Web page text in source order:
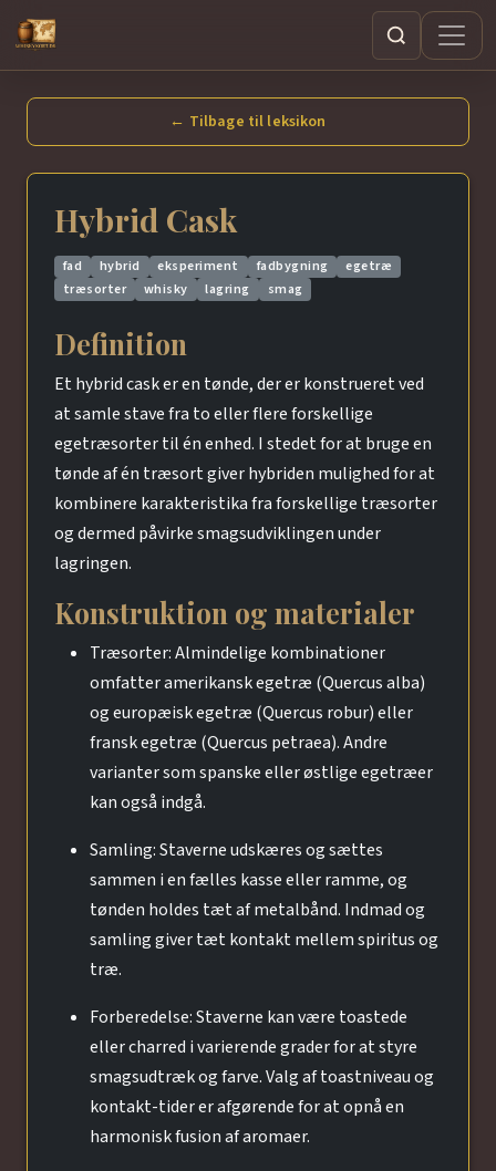
Søg
← Tilbage til leksikon
Hybrid Cask
fad hybrid eksperiment fadbygning
egetræ
træsorter
whisky lagring smag
Definition
Et hybrid cask er en tønde, der er konstrueret ved
at samle stave fra to eller flere forskellige
egetræsorter til én enhed. I stedet for at bruge en
tønde af én træsort giver hybriden mulighed for at
kombinere karakteristika fra forskellige træsorter
og dermed påvirke smagsudviklingen under
lagringen.
Konstruktion og materialer
Træsorter: Almindelige kombinationer
omfatter amerikansk egetræ (Quercus alba)
og europæisk egetræ (Quercus robur) eller
fransk egetræ (Quercus petraea). Andre
varianter som spanske eller østlige egetræer
kan også indgå.
Samling: Staverne udskæres og sættes
sammen i en fælles kasse eller ramme, og
tønden holdes tæt af metalbånd. Indmad og
samling giver tæt kontakt mellem spiritus og
træ.
Forberedelse: Staverne kan være toastede
eller charred i varierende grader for at styre
smagsudtræk og farve. Valg af toastniveau og
kontakt-tider er afgørende for at opnå en
harmonisk fusion af aromaer.